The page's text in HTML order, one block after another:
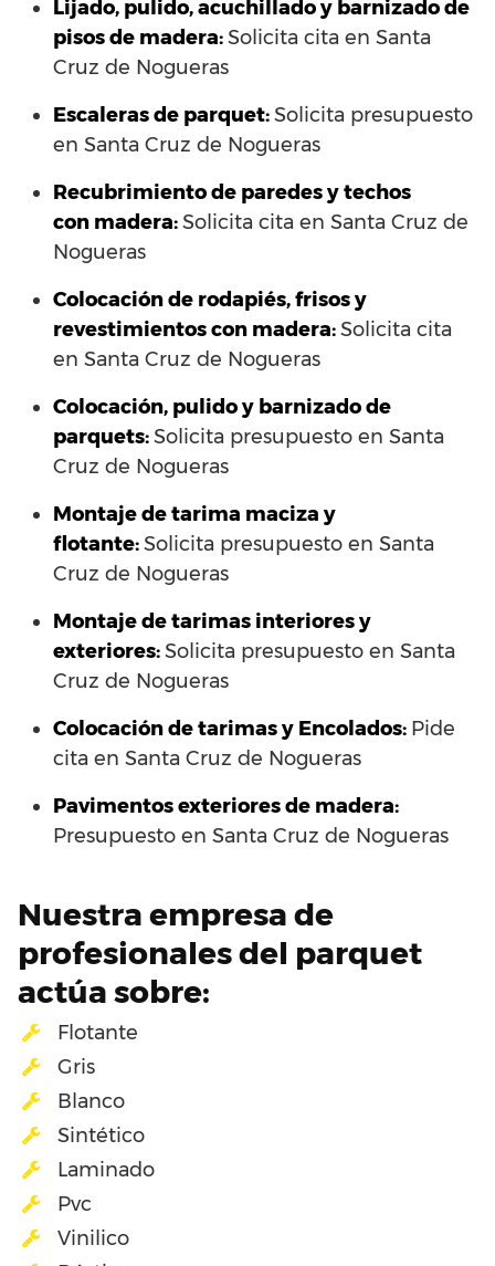
Lijado, pulido, acuchillado y barnizado de
pisos de madera:Solicita cita en Santa
Cruz de Nogueras
Escaleras de parquet:Solicita presupuesto
en Santa Cruz de Nogueras
Recubrimiento de paredes y techos
con madera:Solicita cita en Santa Cruz de
Nogueras
Colocación de rodapiés, frisos y
revestimientos con madera:Solicita cita
en Santa Cruz de Nogueras
Colocación, pulido y barnizado de
parquets:Solicita presupuesto en Santa
Cruz de Nogueras
Montaje de tarima maciza y
flotante:Solicita presupuesto en Santa
Cruz de Nogueras
Montaje de tarimas interiores y
exteriores:Solicita presupuesto en Santa
Cruz de Nogueras
Colocación de tarimas y Encolados: Pide
cita en Santa Cruz de Nogueras
Pavimentos exteriores de madera:
Presupuesto en Santa Cruz de Nogueras
Nuestra empresa de
profesionales del parquet
actúa sobre:
Flotante
Gris
Blanco
Sintético
Laminado
Pvc
Vinilico